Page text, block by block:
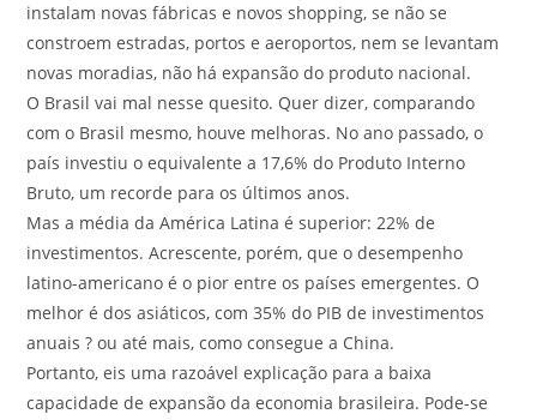
instalam novas fábricas e novos shopping, se não se
constroem estradas, portos e aeroportos, nem se levantam
novas moradias, não há expansão do produto nacional.
O Brasil vai mal nesse quesito. Quer dizer, comparando
com o Brasil mesmo, houve melhoras. No ano passado, o
país investiu o equivalente a 17,6% do Produto Interno
Bruto, um recorde para os últimos anos.
Mas a média da América Latina é superior: 22% de
investimentos. Acrescente, porém, que o desempenho
latino-americano é o pior entre os países emergentes. O
melhor é dos asiáticos, com 35% do PIB de investimentos
anuais ? ou até mais, como consegue a China.
Portanto, eis uma razoável explicação para a baixa
capacidade de expansão da economia brasileira. Pode-se